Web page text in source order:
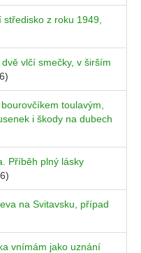
středisko z roku 1949,
vlčí smečky, v širším
toulavým,
i škody na dubech
Příběh plný lásky
na Svitavsku, případ
vnímám jako uznání